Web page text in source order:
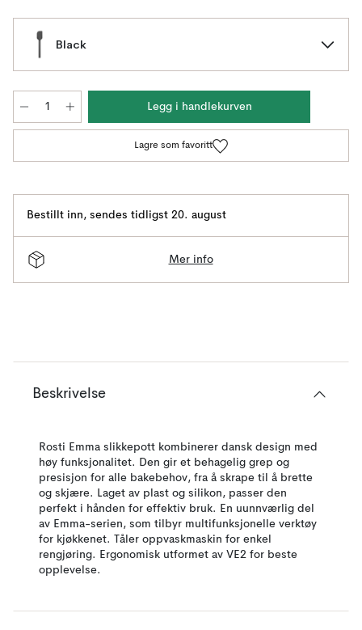
Black
Legg i handlekurven
Lagre som favoritt
Bestillt inn, sendes tidligst 20. august
Mer info
Beskrivelse
Rosti Emma slikkepott kombinerer dansk design med
høy funksjonalitet. Den gir et behagelig grep og
presisjon for alle bakebehov, fra å skrape til å brette
og skjære. Laget av plast og silikon, passer den
perfekt i hånden for effektiv bruk. En uunnværlig del
av Emma-serien, som tilbyr multifunksjonelle verktøy
for kjøkkenet. Tåler oppvaskmaskin for enkel
rengjøring. Ergonomisk utformet av VE2 for beste
opplevelse.